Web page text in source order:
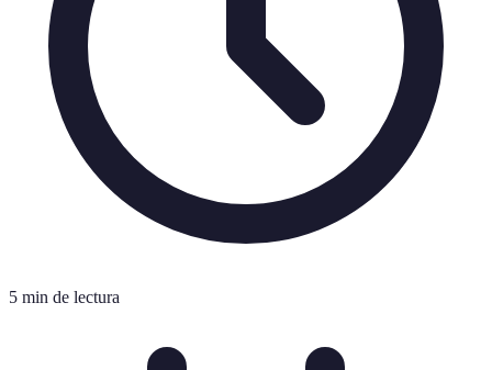
5 min de lectura